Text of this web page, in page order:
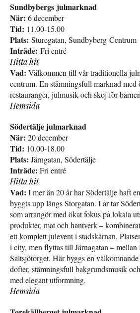
Sundbybergs julmarknad
När: 6 december
Tid: 11.00-15.00
Plats: Sturegatan, Sundbyberg Centrum
Inträde: Fri entré
Hitta hit
Vad: Välkommen till vår traditionella
centrum. En stämningsfull marknad med
restauranger, julmusik och skoj för
Hemsida
Södertälje julmarknad
När: 20 december
Tid: 10.00-18.00
Plats: Järngatan, Södertälje
Inträde: Fri entré
Hitta hit
Vad: I mer än 20 år har Södertälje haft
byggts upp längs Storgatan. I år tar
som arrangör med ökat fokus på lokala
produkter, mat och hantverk –
ett komplett julevent i stadskärnan.
i city, men flyttas till Järnagatan – mellan
Saltsjötorget. Här byggs en
dofter, stämningsfull bakgrundsmusik
med elegant utformning.
Hemsida